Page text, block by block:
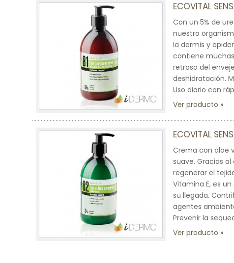
ECOVITAL
Con un 5% de
nuestro
la dermis y
contiene
retraso del
deshidratación.
Uso diario con
Ver producto
ECOVITAL
Crema con aloe
suave. Gracias
regenerar el
Vitamina E, es
su llegada.
agentes
Prevenir la
Ver producto